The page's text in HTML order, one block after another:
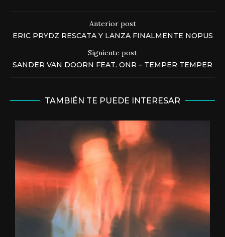
Anterior post
ERIC PRYDZ RESCATA Y LANZA FINALMENTE NOPUS
Siguiente post
SANDER VAN DOORN FEAT. ONR – TEMPER TEMPER
TAMBIÉN TE PUEDE INTERESAR